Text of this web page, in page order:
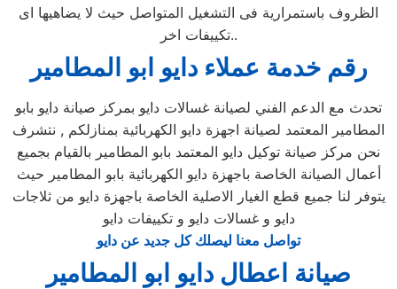
الظروف باستمرارية فى التشغيل المتواصل حيث لا يضاهيها اى
تكييفات اخر..
رقم خدمة عملاء دايو ابو المطامير
تحدث مع الدعم الفني لصيانة غسالات دايو بمركز صيانة دايو بابو
المطامير المعتمد لصيانة اجهزة دايو الكهربائية بمنازلكم , نتشرف
نحن مركز صيانة توكيل دايو المعتمد بابو المطامير بالقيام بجميع
أعمال الصيانة الخاصة باجهزة دايو الكهربائية بابو المطامير حيث
يتوفر لنا جميع قطع الغيار الاصلية الخاصة باجهزة دايو من ثلاجات
دايو و غسالات دايو و تكييفات دايو
تواصل معنا ليصلك كل جديد عن دايو
صيانة اعطال دايو ابو المطامير